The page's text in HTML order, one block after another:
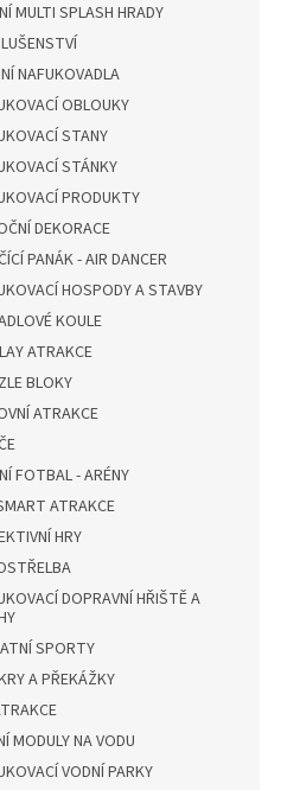
MULTI SPLASH HRADY
NAFUKOVADLA
OBLOUKY
STANY
STÁNKY
PRODUKTY
DEKORACE
PANÁK - AIR DANCER
HOSPODY A STAVBY
KOULE
ATRAKCE
BLOKY
ATRAKCE
FOTBAL - ARÉNY
ATRAKCE
HRY
DOPRAVNÍ HŘIŠTĚ A
SPORTY
A PŘEKÁŽKY
MODULY NA VODU
VODNÍ PARKY